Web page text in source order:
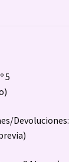
5
Devoluciones: